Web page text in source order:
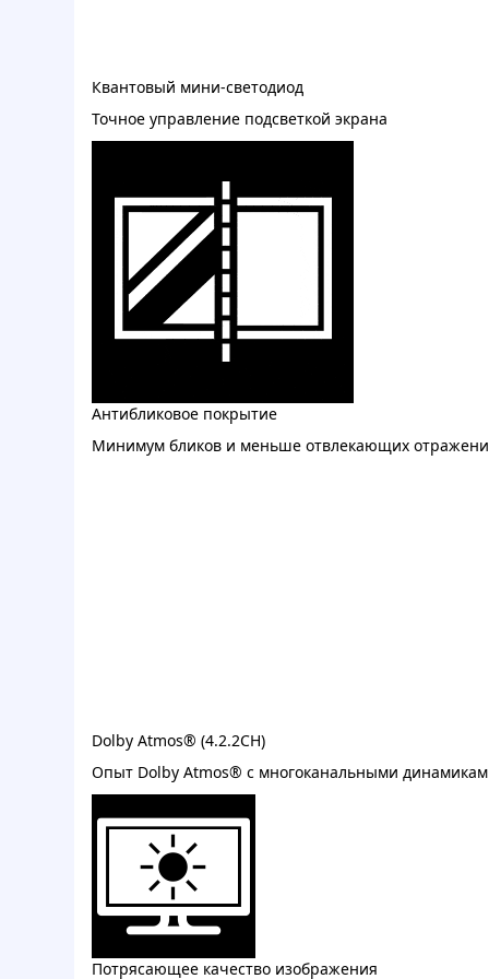
Квантовый мини-светодиод
Точное управление подсветкой экрана
Антибликовое покрытие
Минимум бликов и меньше отвлекающих
Dolby Atmos® (4.2.2CH)
Опыт Dolby Atmos® с многоканальными
Потрясающее качество изображения